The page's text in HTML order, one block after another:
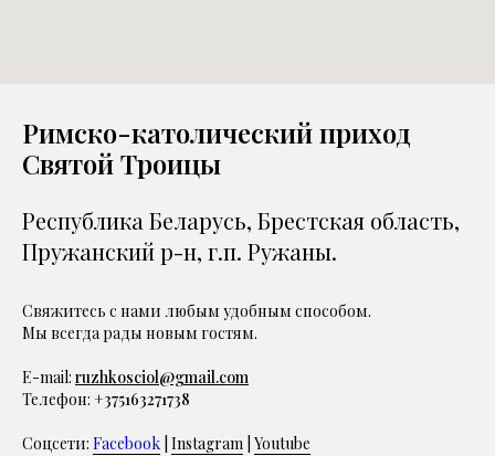
Римско-католический приход
Святой Троицы
Республика Беларусь, Брестская область,
Пружанский р-н, г.п. Ружаны.
Cвяжитесь с нами любым удобным способом.
Мы всегда рады новым гостям.
E-mail: ruzhkosciol@gmail.com
Телефон: +375163271738
Соцсети: Facebook Instagram Youtube